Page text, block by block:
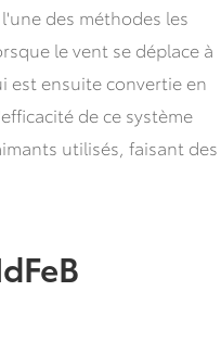
des méthodes les
le vent se déplace à
est ensuite convertie en
de ce système
utilisés, faisant des